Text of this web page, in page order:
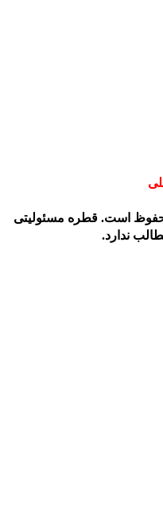
است. قطره مسئولیتی
ندارد.